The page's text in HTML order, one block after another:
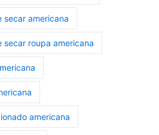
secar americana
secar roupa americana
americana